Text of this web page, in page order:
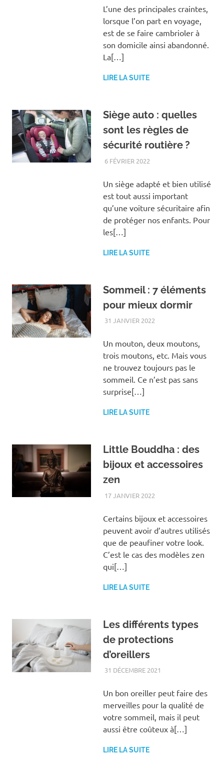
L’une des principales craintes,
lorsque l’on part en voyage,
est de se faire cambrioler à
son domicile ainsi abandonné.
La[…]
LIRE LA SUITE
Siège auto : quelles
sont les règles de
sécurité routière ?
6 FÉVRIER 2022
Un siège adapté et bien utilisé
est tout aussi important
qu’une voiture sécuritaire afin
de protéger nos enfants. Pour
les[…]
LIRE LA SUITE
Sommeil : 7 éléments
pour mieux dormir
31 JANVIER 2022
Un mouton, deux moutons,
trois moutons, etc. Mais vous
ne trouvez toujours pas le
sommeil. Ce n’est pas sans
surprise[…]
LIRE LA SUITE
Little Bouddha : des
bijoux et accessoires
zen
17 JANVIER 2022
Certains bijoux et accessoires
peuvent avoir d’autres utilisés
que de peaufiner votre look.
C’est le cas des modèles zen
qui[…]
LIRE LA SUITE
Les différents types
de protections
d’oreillers
31 DÉCEMBRE 2021
Un bon oreiller peut faire des
merveilles pour la qualité de
votre sommeil, mais il peut
aussi être coûteux à[…]
LIRE LA SUITE